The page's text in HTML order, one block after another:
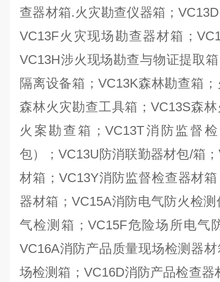
查器材箱.火灾勘查仪器箱；
VC13F火灾现场勘查器材箱；
VC13H涉火现场勘查与物证提取
隔离设备箱；VC13K森林勘查箱
森林火灾勘查工具箱；VC13S森
火案勘查箱；VC13T消防监督
包）；VC13U防消联勤器材包/箱
材箱；VC13Y消防监督检查器材
器材箱；VC15A消防电气防火检
气检测箱；VC15F危险场所电气
VC16A消防产品质量现场检测器
场检测箱；VC16D消防产品检查